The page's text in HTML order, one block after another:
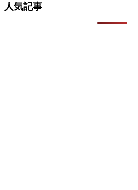
人気記事